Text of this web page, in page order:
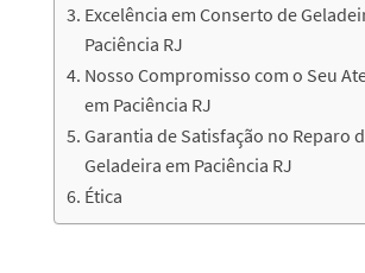
Excelência em Conserto de
Paciência RJ
Nosso Compromisso com o Seu
em Paciência RJ
Garantia de Satisfação no Reparo
Geladeira em Paciência RJ
Ética